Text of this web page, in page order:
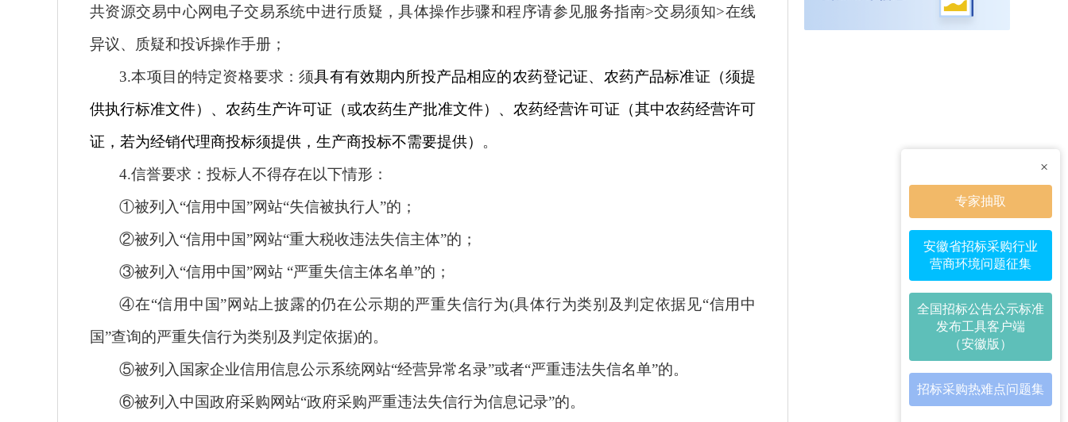
×
专家抽取
安徽省招标采购行业
营商环境问题征集
全国招标公告公示标准
发布工具客户端
（安徽版）
招标采购热难点问题集
共资源交易中心网电子交易系统中进行质疑，具体操作步骤和程序请参见服务指南>交易须知>在线
异议、质疑和投诉操作手册；
3.本项目的特定资格要求：须具有有效期内所投产品相应的农药登记证、农药产品标准证（须提
供执行标准文件）、农药生产许可证（或农药生产批准文件）、农药经营许可证（其中农药经营许可
证，若为经销代理商投标须提供，生产商投标不需要提供） 。
4.信誉要求：投标人不得存在以下情形：
①被列入“信用中国”网站“失信被执行人”的；
②被列入“信用中国”网站“重大税收违法失信主体”的；
③被列入“信用中国”网站 “严重失信主体名单”的；
④在“信用中国”网站上披露的仍在公示期的严重失信行为(具体行为类别及判定依据见“信用中
国”查询的严重失信行为类别及判定依据)的。
⑤被列入国家企业信用信息公示系统网站“经营异常名录”或者“严重违法失信名单”的。
⑥被列入中国政府采购网站“政府采购严重违法失信行为信息记录”的。